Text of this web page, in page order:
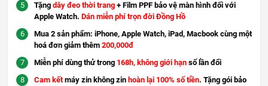
Tặng dây đeo thời trang + Film PPF bảo vệ màn hình đối với
Apple Watch. Dán miễn phí trọn đời Đồng Hồ
Mua 2 sản phẩm: iPhone, Apple Watch, iPad, Macbook cùng một
hoá đơn giảm thêm 200,000đ
Miễn phí dùng thử trong 168h, không giới hạn số lần đổi
Cam kếtmáy zin không zin hoàn lại 100% số tiền. Tặng gói bảo